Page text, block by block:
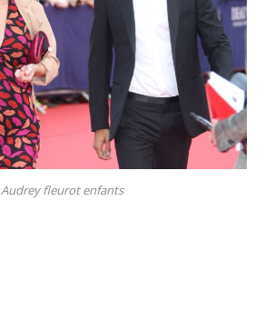
Audrey fleurot enfants